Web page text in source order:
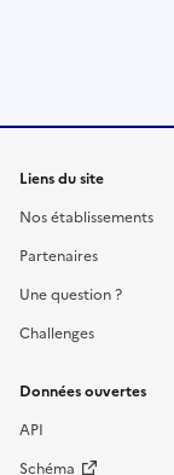
Liens du site
Nos établissements
Partenaires
Une question ?
Challenges
Données ouvertes
API
Schéma